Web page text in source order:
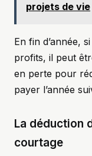
projets de vie
En fin d’année,
profits, il peut
en perte pour
payer l’année
La déduction
courtage